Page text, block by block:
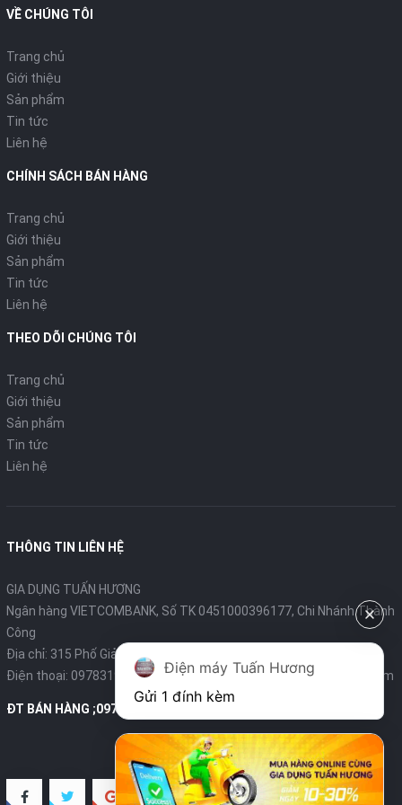
kiệm thời gian cũng như giúp cơm chín đều hơn.
Thông số kỹ thuật
Dung tích (L): 1,8
Lòng nồi: Hợp kim nhôm
Trọng lượng (Kg): 3,0kg
Thiết kế sang trọng, hiện đại, hoa văn tinh tế
Nồi cơm điện nắp gài Sharp KS-N192ETV "SP" có kiểu dáng
gọn, nhẹ với các chi tiết được thiết kế khéo léo. Thân nồi in hoa
văn sakura màu hồng giúp cho chiếc nồi trông đẹp mắt hơn.
Sản phẩm không chỉ mang đến cho gia đình bạn những bữa
sinh động.
Kiểu dáng nhỏ gọn, hiện đại, hoa văn sakura màu hồng làm
điểm nhấn.
Công suất được cải tiến từ 600W lên đến 700W nhằm tiết
Thời gian giữ ấm tối đa 5 tiếng.
Thông số kỹ thuật
Dung tích (L): 1,8
Lòng nồi: Hợp kim nhôm
Trọng lượng (Kg): 3,0kg
Công suất: 700W
Thiết kế sang trọng, hiện đại, hoa văn tinh tế
VỀ CHÚNG TÔI
Trang chủ
Giới thiệu
Sản phẩm
Tin tức
Liên hệ
CHÍNH SÁCH BÁN HÀNG
Trang chủ
Giới thiệu
Sản phẩm
Tin tức
Liên hệ
THEO DÕI CHÚNG TÔI
Trang chủ
Giới thiệu
Sản phẩm
Tin tức
Liên hệ
THÔNG TIN LIÊN HỆ
GIA DỤNG TUẤN HƯƠNG
Ngân hàng VIETCOMBANK, Số TK 0451000396177, Chi Nhánh Thành
Công
Địa chỉ: 315 Phố Giảng Võ - Ba Đình - Hà Nội
Điện thoại: 0978319375- Email:diengiadungtuanhuong@gmail.com
ĐT BÁN HÀNG ;0978319375
Điện máy Tuấn Hương
Gửi 1 đính kèm